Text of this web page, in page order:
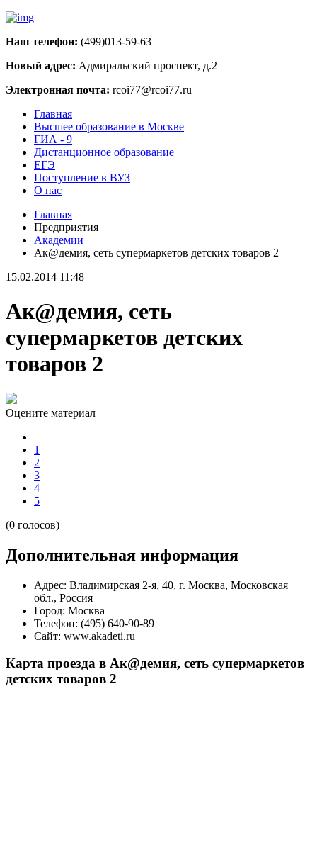
Наш телефон: (499)013-59-63
Новый адрес: Адмиральский проспект, д.2
Электронная почта: rcoi77@rcoi77.ru
Главная
Высшее образование в Москве
ГИА - 9
Дистанционное образование
ЕГЭ
Поступление в ВУЗ
О нас
Главная
Предприятия
Академии
Ак@демия, сеть супермаркетов детских товаров 2
15.02.2014 11:48
Ак@демия, сеть
супермаркетов детских
товаров 2
Оцените материал
1
2
3
4
5
(0 голосов)
Дополнительная информация
Адрес: Владимирская 2-я, 40, г. Москва, Московская
обл., Россия
Город: Москва
Телефон: (495) 640-90-89
Сайт: www.akadeti.ru
Карта проезда в Ак@демия, сеть супермаркетов
детских товаров 2